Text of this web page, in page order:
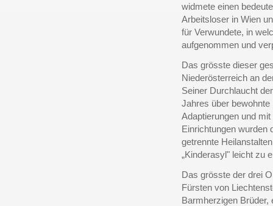
widmete einen
Arbeitsloser in Wien
für Verwundete, in
aufgenommen und
Das grösste dieser
Niederösterreich an
Seiner Durchlaucht
Jahres über
Adaptierungen und
Einrichtungen wurden
getrennte
„Kinderasyl" leicht zu
Das grösste der drei
Fürsten von
Barmherzigen